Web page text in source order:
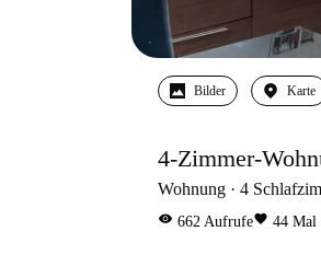
Bilder Karte
4-Zimmer-
Wohnung 4
visibility 662 Aufrufefavorite 44 Mal